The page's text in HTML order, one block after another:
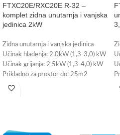
FTXC20E/RXC20E R-32 –
komplet zidna unutarnja i vanjska
jedinica 2kW
Zidna unutarnja i vanjska jedinica
Učinak hlađenja: 2,0kW (1,3-3,0) kW
Učinak grijanja: 2,5kW (1,3-4,0) kW
Prikladno za prostor do: 25m2
Energetska klasa: A++